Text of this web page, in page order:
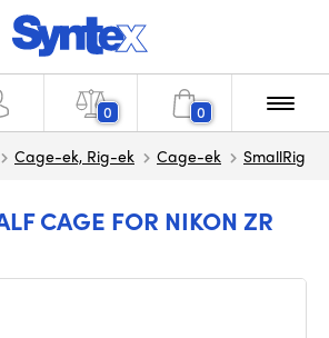
0 0
Cage-ek, Rig-ek Cage-ek SmallRig
CAGE FOR NIKON ZR